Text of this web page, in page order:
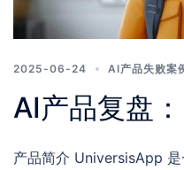
2025-06-24 AI产品失败案
AI产品复盘
产品简介 UniversisApp 是